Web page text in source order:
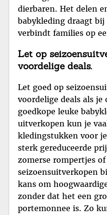
dierbaren. Het delen
babykleding draagt bij
verbindt families op
Let op
voordelige deals.
Let goed op
voordelige deals als je
goedkope leuke
uitverkopen kun je
kledingstukken voor
sterk gereduceerde
zomerse rompertjes
seizoensuitverkopen
kans om
zonder dat het een
portemonnee is. Zo